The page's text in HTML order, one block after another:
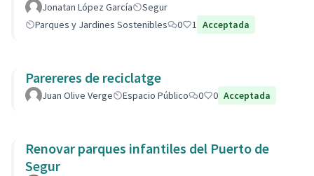
Jonatan López García
Segur
Parques y Jardines Sostenibles
0 1 Acceptada
Parereres de reciclatge
Juan Olive Verge Espacio Público 0 0 Acceptada
Renovar parques infantiles del Puerto de
Segur